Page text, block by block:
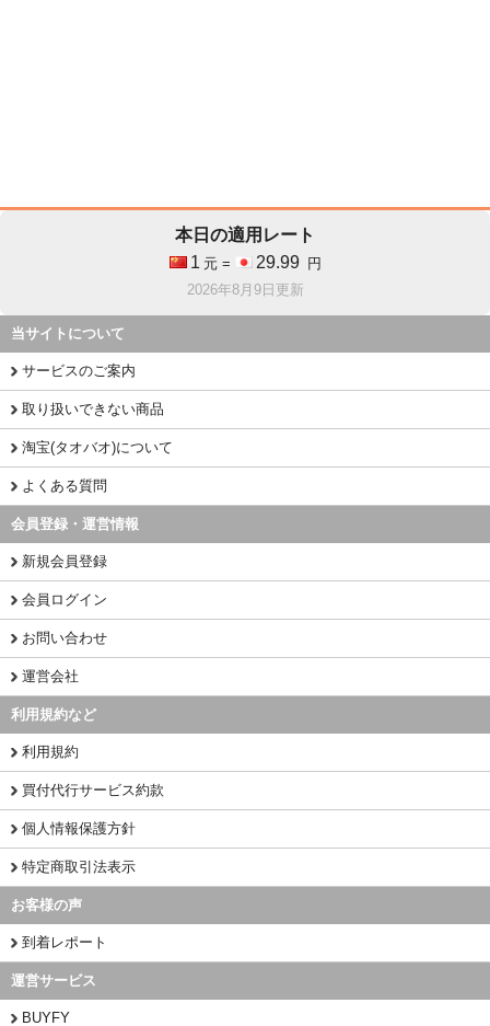
本日の適用レート
1 元 = 29.99
円
2026年8月9日更新
当サイトについて
サービスのご案内
取り扱いできない商品
淘宝(タオバオ)について
よくある質問
会員登録・運営情報
新規会員登録
会員ログイン
お問い合わせ
運営会社
利用規約など
利用規約
買付代行サービス約款
個人情報保護方針
特定商取引法表示
お客様の声
到着レポート
運営サービス
BUYFY